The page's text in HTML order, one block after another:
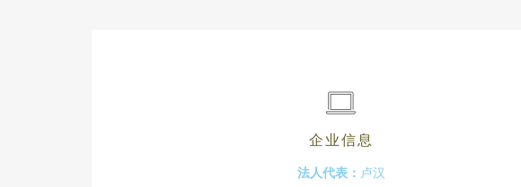
企业信息
法人代表： 卢汉